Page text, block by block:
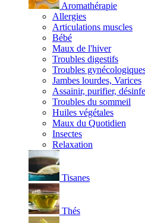
Aromathérapie
Allergies
Articulations muscles
Bébé
Maux de l'hiver
Troubles digestifs
Troubles
Jambes lourdes, Varices
Assainir, purifier,
Troubles du sommeil
Huiles végétales
Maux du Quotidien
Insectes
Relaxation
Tisanes
Thés